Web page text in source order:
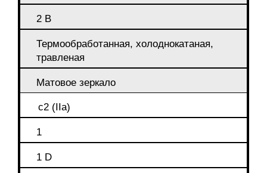
2 B
Термообработанная, холоднокатаная,
травленая
Матовое зеркало
c2 (IIa)
1
1 D